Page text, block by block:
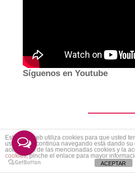
Síguenos en Youtube
Suscríbete
Este sitio web utiliza cookies para que usted
usuario. Si continúa navegando está dando
aceptación de las mencionadas cookies y la
cookies, pinche el enlace para mayor
ACEPTAR